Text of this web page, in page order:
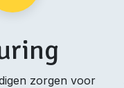
zorgen voor